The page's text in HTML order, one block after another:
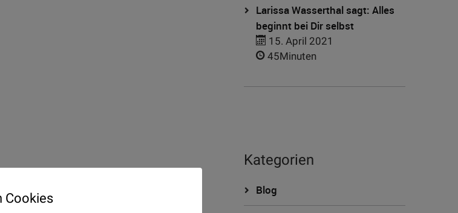
Larissa Wasserthal sagt: Alles
beginnt bei Dir selbst
15. April 2021
45Minuten
Kategorien
Blog
Cookies